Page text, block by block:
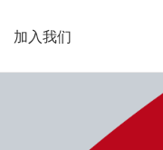
加入我们